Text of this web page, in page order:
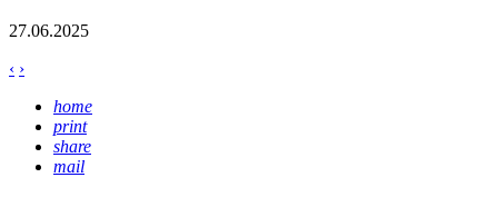
27.06.2025
‹ ›
home
print
share
mail